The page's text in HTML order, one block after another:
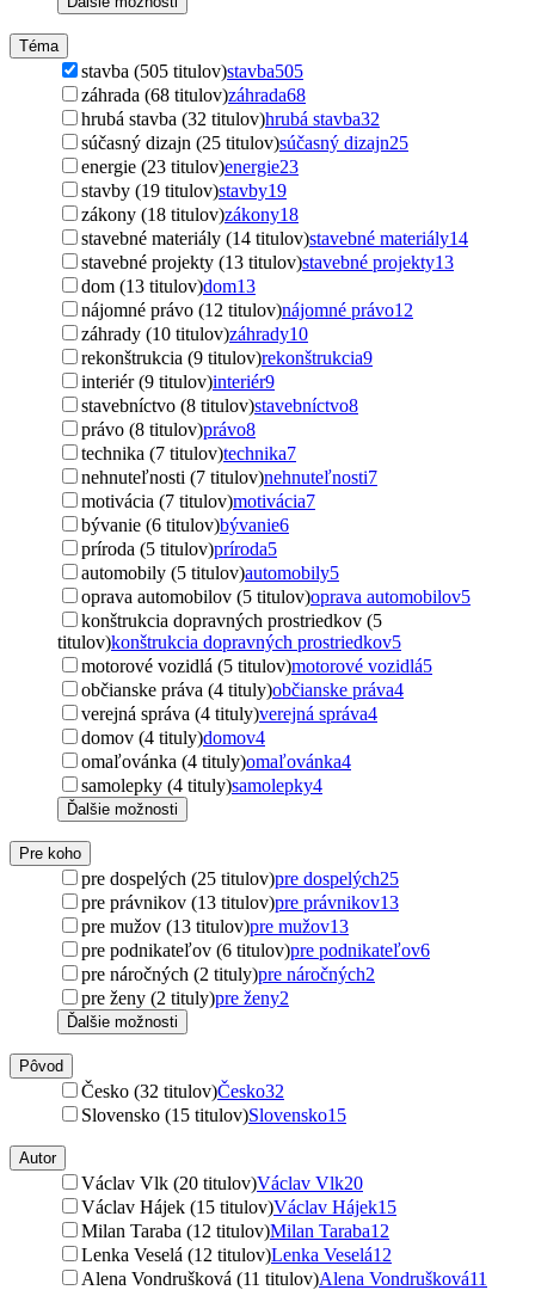
Téma
stavba (505 titulov)stavba505
záhrada (68 titulov)záhrada68
hrubá stavba (32 titulov)hrubá stavba32
súčasný dizajn (25 titulov)súčasný dizajn25
energie (23 titulov)energie23
stavby (19 titulov)stavby19
zákony (18 titulov)zákony18
stavebné materiály (14 titulov)stavebné materiály14
stavebné projekty (13 titulov)stavebné projekty13
dom (13 titulov)dom13
nájomné právo (12 titulov)nájomné právo12
záhrady (10 titulov)záhrady10
rekonštrukcia (9 titulov)rekonštrukcia9
interiér (9 titulov)interiér9
stavebníctvo (8 titulov)stavebníctvo8
právo (8 titulov)právo8
technika (7 titulov)technika7
nehnuteľnosti (7 titulov)nehnuteľnosti7
motivácia (7 titulov)motivácia7
bývanie (6 titulov)bývanie6
príroda (5 titulov)príroda5
automobily (5 titulov)automobily5
oprava automobilov (5 titulov)oprava automobilov5
konštrukcia dopravných prostriedkov (5
titulov)konštrukcia dopravných prostriedkov5
motorové vozidlá (5 titulov)motorové vozidlá5
občianske práva (4 tituly)občianske práva4
verejná správa (4 tituly)verejná správa4
domov (4 tituly)domov4
omaľovánka (4 tituly)omaľovánka4
samolepky (4 tituly)samolepky4
Ďalšie možnosti
Pre koho
pre dospelých (25 titulov)pre dospelých25
pre právnikov (13 titulov)pre právnikov13
pre mužov (13 titulov)pre mužov13
pre podnikateľov (6 titulov)pre podnikateľov6
pre náročných (2 tituly)pre náročných2
pre ženy (2 tituly)pre ženy2
Ďalšie možnosti
Pôvod
Česko (32 titulov)Česko32
Slovensko (15 titulov)Slovensko15
Autor
Václav Vlk (20 titulov)Václav Vlk20
Václav Hájek (15 titulov)Václav Hájek15
Milan Taraba (12 titulov)Milan Taraba12
Lenka Veselá (12 titulov)Lenka Veselá12
Alena Vondrušková (11 titulov)Alena Vondrušková11